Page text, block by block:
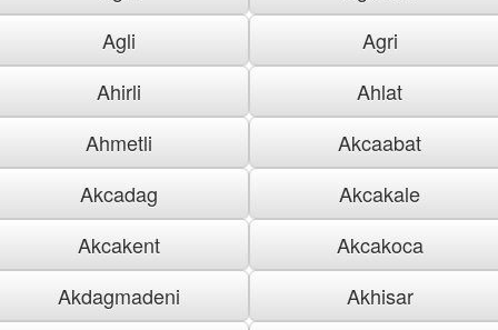
Agli
Agri
Ahirli
Ahlat
Ahmetli
Akcaabat
Akcadag
Akcakale
Akcakent
Akcakoca
Akdagmadeni
Akhisar